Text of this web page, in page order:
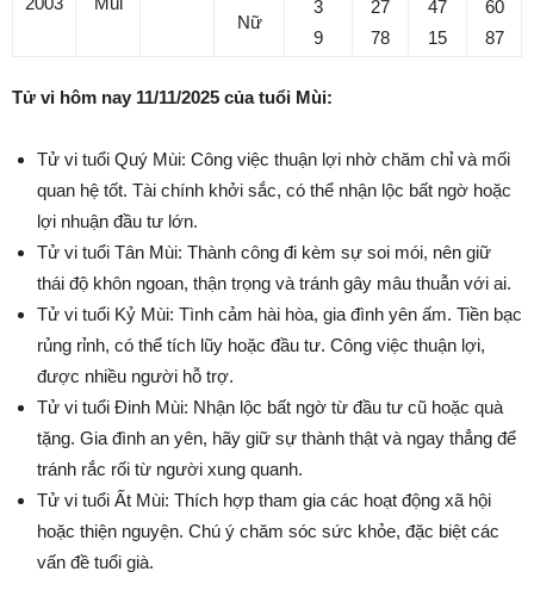
Nữ
3
9
27
78
47
15
60
87
Tử vi hôm nay 11/11/2025 của tuổi Mùi:
Tử vi tuổi Quý Mùi: Công việc thuận lợi nhờ chăm chỉ và mối
quan hệ tốt. Tài chính khởi sắc, có thể nhận lộc bất ngờ hoặc
lợi nhuận đầu tư lớn.
Tử vi tuổi Tân Mùi: Thành công đi kèm sự soi mói, nên giữ
thái độ khôn ngoan, thận trọng và tránh gây mâu thuẫn với ai.
Tử vi tuổi Kỷ Mùi: Tình cảm hài hòa, gia đình yên ấm. Tiền bạc
rủng rỉnh, có thể tích lũy hoặc đầu tư. Công việc thuận lợi,
được nhiều người hỗ trợ.
Tử vi tuổi Đinh Mùi: Nhận lộc bất ngờ từ đầu tư cũ hoặc quà
tặng. Gia đình an yên, hãy giữ sự thành thật và ngay thẳng để
tránh rắc rối từ người xung quanh.
Tử vi tuổi Ất Mùi: Thích hợp tham gia các hoạt động xã hội
hoặc thiện nguyện. Chú ý chăm sóc sức khỏe, đặc biệt các
vấn đề tuổi già.